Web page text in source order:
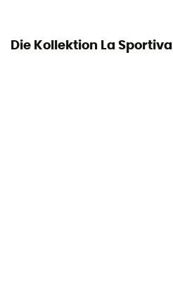
Die Kollektion La Sportiva